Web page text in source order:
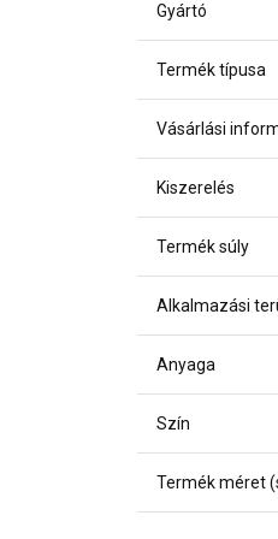
Gyártó
Termék típusa
Vásárlási
Kiszerelés
Termék súly
Alkalmazási
Anyaga
Szín
Termék méret